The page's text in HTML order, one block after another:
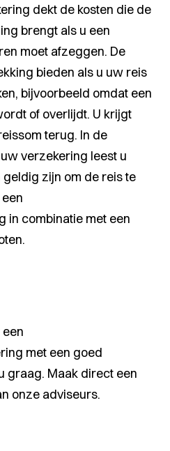
dekt de kosten die de
brengt als u een
moet afzeggen. De
bieden als u uw reis
bijvoorbeeld omdat een
of overlijdt. U krijgt
terug. In de
verzekering leest u
zijn om de reis te
in combinatie met een
met een goed
graag. Maak direct een
onze adviseurs.